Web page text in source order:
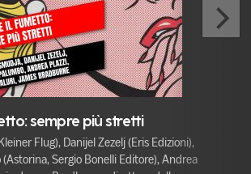
sempre più stretti
Flug), Danijel Zezelj (Eris Edizioni),
Sergio Bonelli Editore), Andrea